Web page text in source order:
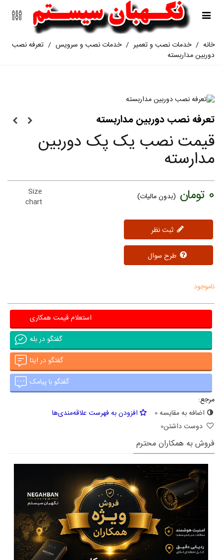
خانه / خدمات نصب و تعمیر / خدمات نصب و سرویس / تعرفه نصب
دوربین مداربسته
تعرفه نصب دوربین مداربسته
قیمت نصب یک پک دوربین
مدارسته
0 تومان (بدون مالیات)
ثبت نظر
Size
chart
ناموجود
استعلام قیمت همکاری
گفتگو در بله
گفتگو در ایتا
گفتگو با پیامک
مرجع:
اضافه به مقایسه0
افزودن به فهرست علاقه‌مندی‌ها
دوست داشتن0
فروش به همکاران محترم